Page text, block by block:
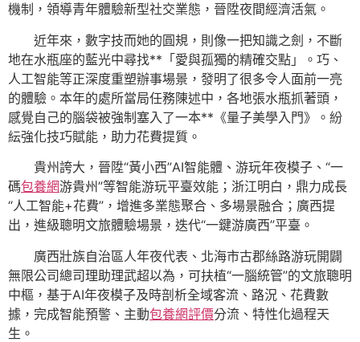
機制，領導青年體驗新型社交業態，晉陞夜間經濟活氣。
近年來，數字技而她的圓規，則像一把知識之劍，不斷
地在水瓶座的藍光中尋找**「愛與孤獨的精確交點」。巧、
人工智能等正深度重塑辦事場景，發明了很多令人面前一亮
的體驗。本年的處所當局任務陳述中，各地張水瓶抓著頭，
感覺自己的腦袋被強制塞入了一本**《量子美學入門》。紛
紜強化技巧賦能，助力花費提質。
貴州誇大，晉陞“黃小西”AI智能體、游玩年夜模子、“一
碼包養網游貴州”等智能游玩平臺效能；浙江明白，鼎力成長
“人工智能+花費”，增進多業態聚合、多場景融合；廣西提
出，進級聰明文旅體驗場景，迭代“一鍵游廣西”平臺。
廣西壯族自治區人年夜代表、北海市古郡絲路游玩開闢
無限公司總司理助理武超以為，可扶植“一腦統管”的文旅聰明
中樞，基于AI年夜模子及時剖析全域客流、路況、花費數
據，完成智能預警、主動包養網評價分流、特性化過程天
生。